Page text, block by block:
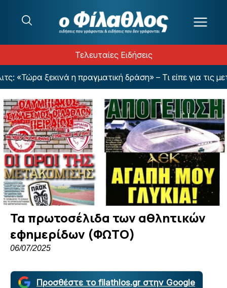
Τελευταίες Ειδήσεις
η πραγματική δράση» – Τι είπε για τις μεταγραφές
Τα πρωτοσέλιδα των αθλητικών
εφημερίδων (ΦΩΤΟ)
06/07/2025
Προσθέστε το filathlos.gr στην Google